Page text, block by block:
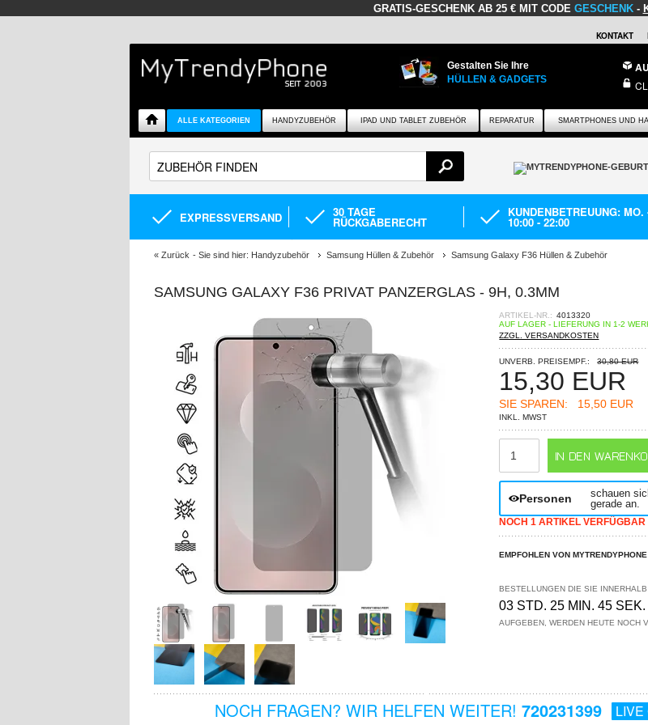
GRATIS-GESCHENK AB 25 € MIT CODE GESCHENK-
KONTAKT
Gestalten Sie Ihre
HÜLLEN & GADGETS
ALLE KATEGORIEN HANDYZUBEHÖR IPAD UND TABLET ZUBEHÖR REPARATUR SMARTPHONES UND
EXPRESSVERSAND 30 TAGE
RÜCKGABERECHT
KUNDENBETREUUNG: MO.
10:00 - 22:00
« Zurück - Sie sind hier: Handyzubehör Samsung Hüllen & Zubehör Samsung Galaxy F36 Hüllen & Zubehör
SAMSUNG GALAXY F36 PRIVAT PANZERGLAS - 9H, 0.3MM
ARTIKEL-NR.: 4013320
AUF LAGER - LIEFERUNG IN 1-2
ZZGL. VERSANDKOSTEN
UNVERB. PREISEMPF.: 30,80 EUR
15,30 EUR
SIE SPAREN: 15,50 EUR
INKL. MWST
Personen
schauen
gerade an.
NOCH 1 ARTIKEL VERFÜGBAR
EMPFOHLEN VON MYTRENDYPHONE
BESTELLUNGEN DIE SIE
03 STD. 25 MIN. 44 SEK.
AUFGEBEN, WERDEN HEUTE NOCH
NOCH FRAGEN? WIR HELFEN WEITER! 720231399 LIVE